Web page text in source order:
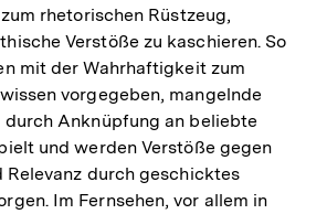
rhetorischen Rüstzeug,
Verstöße zu kaschieren. So
mit der Wahrhaftigkeit zum
vorgegeben, mangelnde
Anknüpfung an beliebte
und werden Verstöße gegen
durch geschicktes
Im Fernsehen, vor allem in